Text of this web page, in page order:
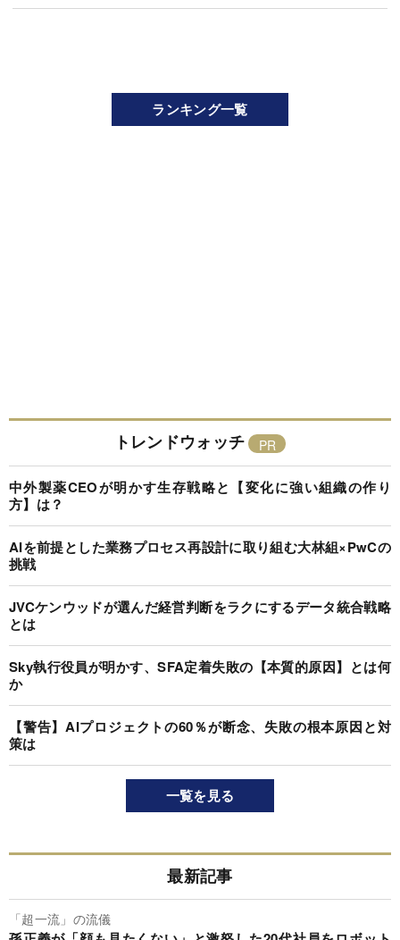
ランキング一覧
トレンドウォッチ
中外製薬CEOが明かす生存戦略と【変化に強い組織の作り
方】は？
AIを前提とした業務プロセス再設計に取り組む大林組×PwCの
挑戦
JVCケンウッドが選んだ経営判断をラクにするデータ統合戦略
とは
Sky執行役員が明かす、SFA定着失敗の【本質的原因】とは何
か
【警告】AIプロジェクトの60％が断念、失敗の根本原因と対
策は
一覧を見る
最新記事
「超一流」の流儀